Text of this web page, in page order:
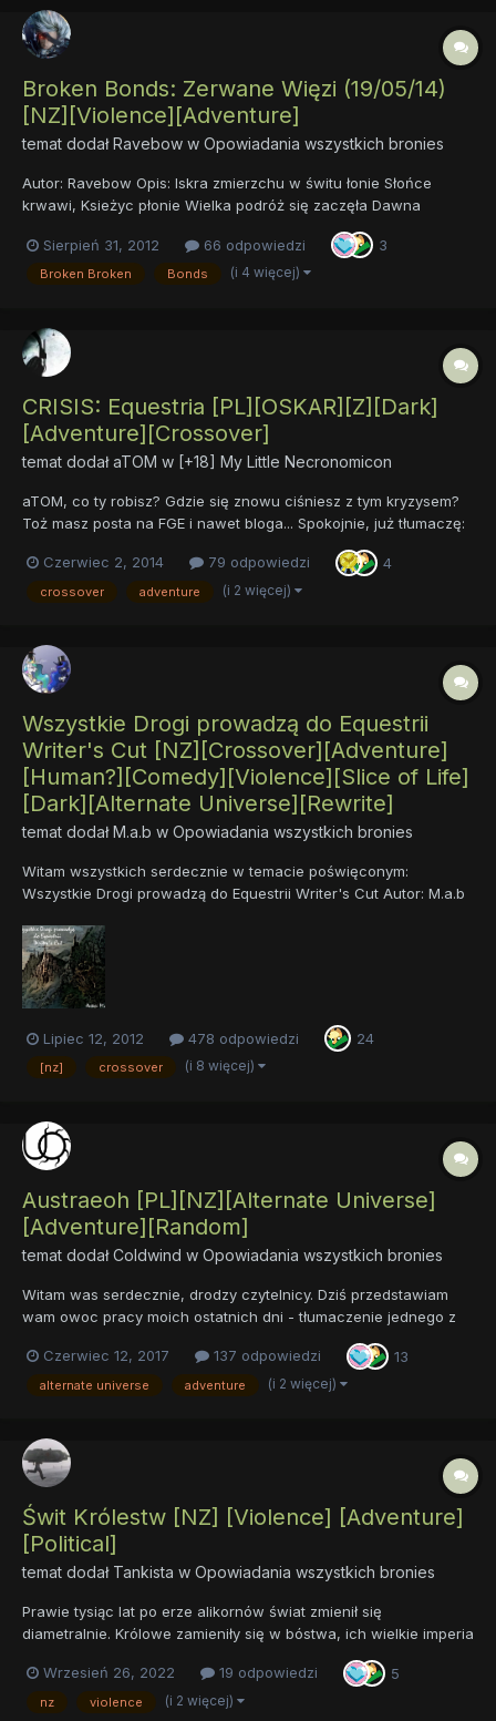
Broken Bonds: Zerwane Więzi (19/05/14)
[NZ][Violence][Adventure]
temat dodałRavebow w Opowiadania wszystkich bronies
Autor: Ravebow Opis: Iskra zmierzchu w świtu łonie Słońce
krwawi, Ksieżyc płonie Wielka podróż się zaczęła Dawna
ostatnia doba. Epicka przygoda właśnie się rozpoczęła.
Pradawny wróg powrócił i pogrążył cały świat w wojnie. Eque...
Sierpień 31, 2012 66 odpowiedzi 3
Broken Broken Bonds (i 4 więcej)
CRISIS: Equestria [PL][OSKAR][Z][Dark]
[Adventure][Crossover]
temat dodałaTOM w [+18] My Little Necronomicon
aTOM, co ty robisz? Gdzie się znowu ciśniesz z tym kryzysem?
Toż masz posta na FGE i nawet bloga... Spokojnie, już tłumaczę:
prowadzić się tak, hmm, "aktywnej" dyskusji jak na forum,
postanowiłem założyć tutaj temat. Nadto może to być dobr...
Czerwiec 2, 2014 79 odpowiedzi 4
crossover adventure (i 2 więcej)
Wszystkie Drogi prowadzą do Equestrii
Writer's Cut [NZ][Crossover][Adventure]
[Human?][Comedy][Violence][Slice of Life]
[Dark][Alternate Universe][Rewrite]
temat dodałM.a.b w Opowiadania wszystkich bronies
Witam wszystkich serdecznie w temacie poświęconym:
Wszystkie Drogi prowadzą do Equestrii Writer's Cut Autor: M.a.b
nagle bum! Piękna perspektywa gniota? Coś się zmieniło? Jeśli
tak, to na ile? Czy da s...
Lipiec 12, 2012 478 odpowiedzi 24
[nz] crossover (i 8 więcej)
Austraeoh [PL][NZ][Alternate Universe]
[Adventure][Random]
temat dodałColdwind w Opowiadania wszystkich bronies
Witam was serdecznie, drodzy czytelnicy. Dziś przedstawiam
wam owoc pracy moich ostatnich dni - tłumaczenie jednego z
razem to nie jest żart. Kolejne rozdziały postaram się wydawać
regularnie, co trzy dni. No to co,...
Czerwiec 12, 2017 137 odpowiedzi 13
alternate universe adventure (i 2 więcej)
Świt Królestw [NZ] [Violence] [Adventure]
[Political]
temat dodał Tankista w Opowiadania wszystkich bronies
Prawie tysiąc lat po erze alikornów świat zmienił się
diametralnie. Królowe zamieniły się w bóstwa, ich wielkie imperia
skłócone i pogrążone w wiecznych wojnach. Po dawnych
czasach harmonii i pokoju nie pozostał nawet ślad. Podobnie
Wrzesień 26, 2022 19 odpowiedzi 5
nz violence (i 2 więcej)